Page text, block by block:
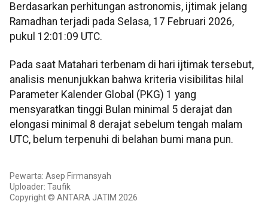
Berdasarkan perhitungan astronomis, ijtimak jelang
Ramadhan terjadi pada Selasa, 17 Februari 2026,
pukul 12:01:09 UTC.
Pada saat Matahari terbenam di hari ijtimak tersebut,
analisis menunjukkan bahwa kriteria visibilitas hilal
Parameter Kalender Global (PKG) 1 yang
mensyaratkan tinggi Bulan minimal 5 derajat dan
elongasi minimal 8 derajat sebelum tengah malam
UTC, belum terpenuhi di belahan bumi mana pun.
Pewarta: Asep Firmansyah
Uploader: Taufik
Copyright © ANTARA JATIM 2026